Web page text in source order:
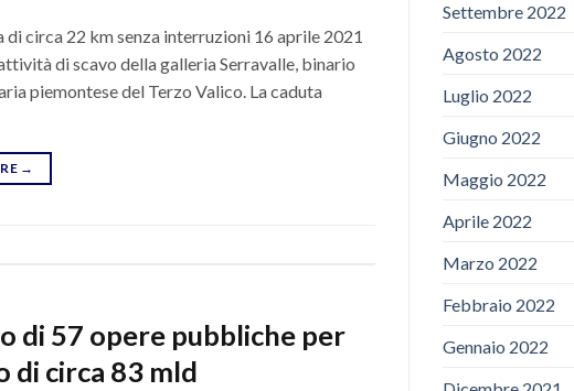
circa 22 km senza interruzioni 16 aprile 2021
di scavo della galleria Serravalle, binario
piemontese del Terzo Valico. La caduta
→
di 57 opere pubbliche per
di circa 83 mld
Settembre 2022
Agosto 2022
Luglio 2022
Giugno 2022
Maggio 2022
Aprile 2022
Marzo 2022
Febbraio 2022
Gennaio 2022